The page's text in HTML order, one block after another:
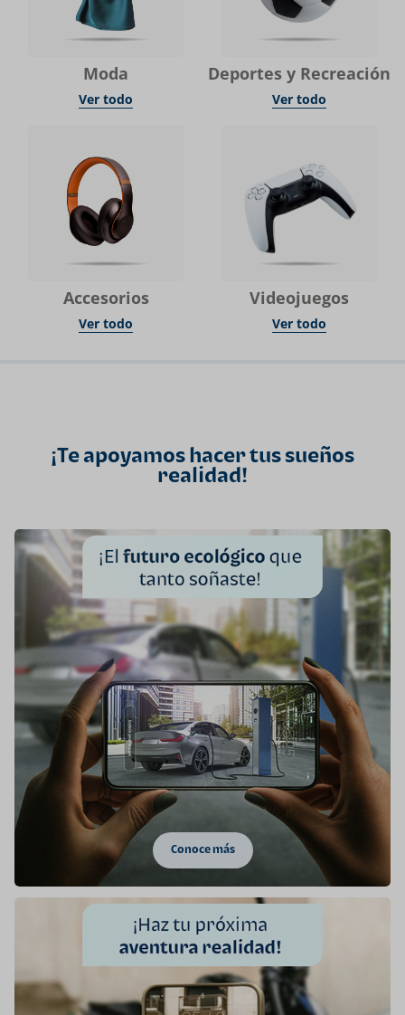
Moda
Ver todo
Deportes y Recreación
Ver todo
Accesorios
Ver todo
Videojuegos
Ver todo
¡Te apoyamos hacer tus sueños
realidad!
Conoce más